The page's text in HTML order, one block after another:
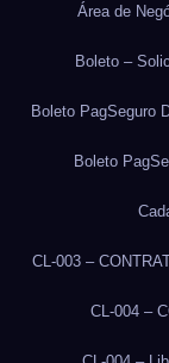
Área de
Boleto –
Boleto PagSeguro
Boleto
CL-003 –
CL-004 –